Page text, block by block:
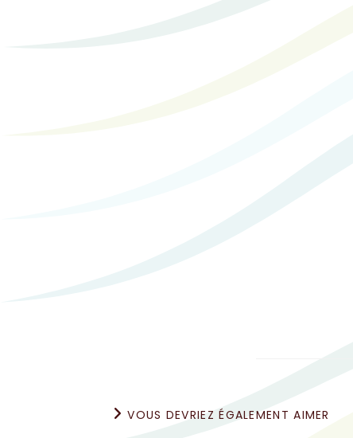
VOUS DEVRIEZ ÉGALEMENT AIMER